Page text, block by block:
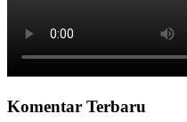
Komentar Terbaru